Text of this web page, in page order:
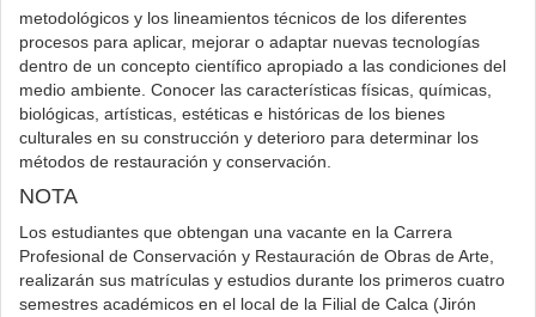
metodológicos y los lineamientos técnicos de los diferentes
procesos para aplicar, mejorar o adaptar nuevas tecnologías
dentro de un concepto científico apropiado a las condiciones del
medio ambiente. Conocer las características físicas, químicas,
biológicas, artísticas, estéticas e históricas de los bienes
culturales en su construcción y deterioro para determinar los
métodos de restauración y conservación.
NOTA
Los estudiantes que obtengan una vacante en la Carrera
Profesional de Conservación y Restauración de Obras de Arte,
realizarán sus matrículas y estudios durante los primeros cuatro
semestres académicos en el local de la Filial de Calca (Jirón